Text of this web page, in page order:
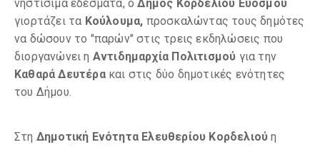
νηστίσιμα εδέσματα, οΔήμος Κορδελιού Ευόσμου
γιορτάζει τα Κούλουμα, προσκαλώντας τους δημότες
να δώσουν το "παρών" στις τρεις εκδηλώσεις που
διοργανώνει η Αντιδημαρχία Πολιτισμού για την
Καθαρά Δευτέρακαι στις δύο δημοτικές ενότητες
του Δήμου.
Στη Δημοτική Ενότητα Ελευθερίου Κορδελιού η